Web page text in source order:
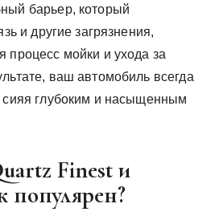
барьер, который
и другие загрязнения,
процесс мойки и ухода за
ваш автомобиль всегда
сияя глубоким и насыщенным
Finest и
популярен?